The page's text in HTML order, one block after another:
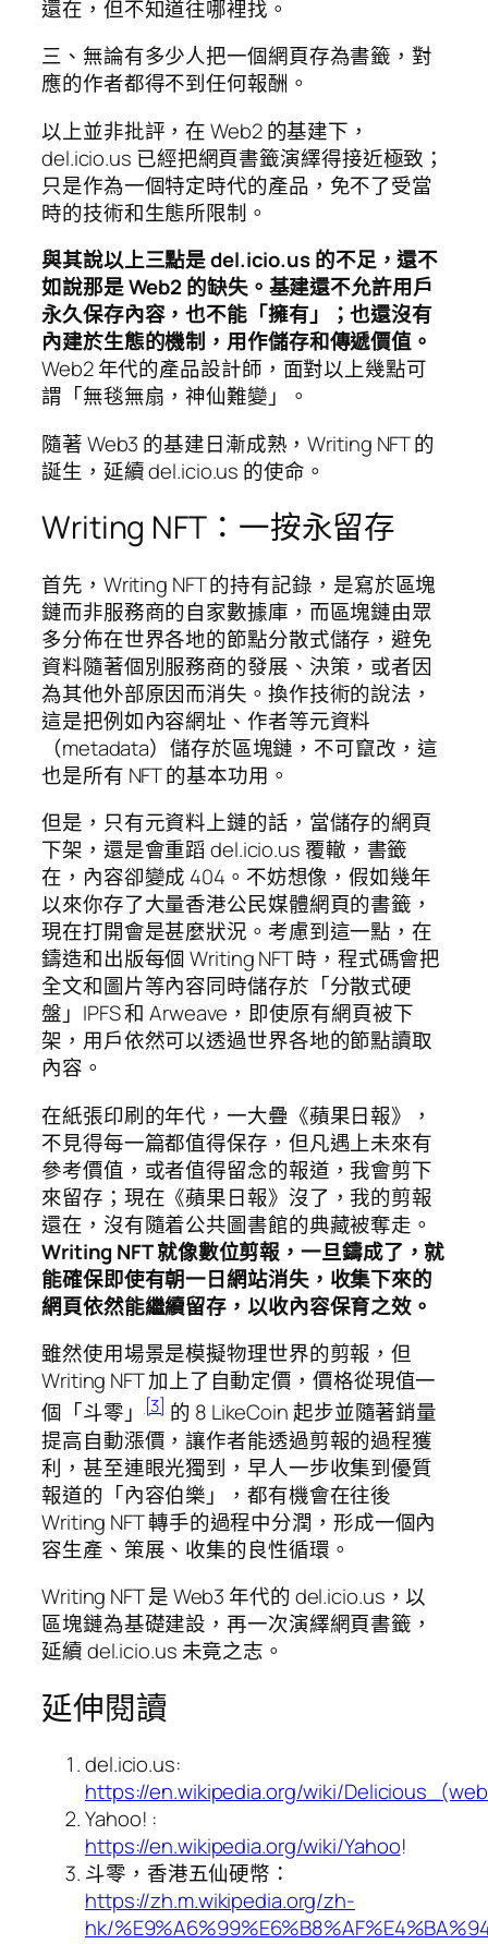
還在，但不知道往哪裡找。
三、無論有多少人把一個網頁存為書籤，對
應的作者都得不到任何報酬。
以上並非批評，在 Web2 的基建下，
del.icio.us 已經把網頁書籤演繹得接近極致；
只是作為一個特定時代的產品，免不了受當
時的技術和生態所限制。
與其說以上三點是 del.icio.us 的不足，還不
如說那是 Web2 的缺失。基建還不允許用戶
永久保存內容，也不能「擁有」；也還沒有
內建於生態的機制，用作儲存和傳遞價值。
Web2 年代的產品設計師，面對以上幾點可
謂「無毯無扇，神仙難變」。
隨著 Web3 的基建日漸成熟，Writing NFT 的
誕生，延續 del.icio.us 的使命。
Writing NFT：一按永留存
首先，Writing NFT 的持有記錄，是寫於區塊
鏈而非服務商的自家數據庫，而區塊鏈由眾
多分佈在世界各地的節點分散式儲存，避免
資料隨著個別服務商的發展、決策，或者因
為其他外部原因而消失。換作技術的說法，
這是把例如內容網址、作者等元資料
（metadata）儲存於區塊鏈，不可竄改，這
也是所有 NFT 的基本功用。
但是，只有元資料上鏈的話，當儲存的網頁
下架，還是會重蹈 del.icio.us 覆轍，書籤
在，內容卻變成 404。不妨想像，假如幾年
以來你存了大量香港公民媒體網頁的書籤，
現在打開會是甚麼狀況。考慮到這一點，在
鑄造和出版每個 Writing NFT 時，程式碼會把
全文和圖片等內容同時儲存於「分散式硬
盤」IPFS 和 Arweave，即使原有網頁被下
架，用戶依然可以透過世界各地的節點讀取
內容。
在紙張印刷的年代，一大疊《蘋果日報》，
不見得每一篇都值得保存，但凡遇上未來有
參考價值，或者值得留念的報道，我會剪下
來留存；現在《蘋果日報》沒了，我的剪報
還在，沒有隨着公共圖書館的典藏被奪走。
Writing NFT 就像數位剪報，一旦鑄成了，就
能確保即使有朝一日網站消失，收集下來的
網頁依然能繼續留存，以收內容保育之效。
雖然使用場景是模擬物理世界的剪報，但
Writing NFT 加上了自動定價，價格從現值一
個「斗零」[3]的 8 LikeCoin 起步並隨著銷量
提高自動漲價，讓作者能透過剪報的過程獲
利，甚至連眼光獨到，早人一步收集到優質
報道的「內容伯樂」，都有機會在往後
Writing NFT 轉手的過程中分潤，形成一個內
容生產、策展、收集的良性循環。
Writing NFT 是 Web3 年代的 del.icio.us，以
區塊鏈為基礎建設，再一次演繹網頁書籤，
延續 del.icio.us 未竟之志。
延伸閱讀
del.icio.us:
https://en.wikipedia.org/wiki/
Yahoo! :
https://en.wikipedia.org/wiki/Yahoo!
斗零，香港五仙硬幣：
https://zh.m.wikipedia.org/zh-
hk/